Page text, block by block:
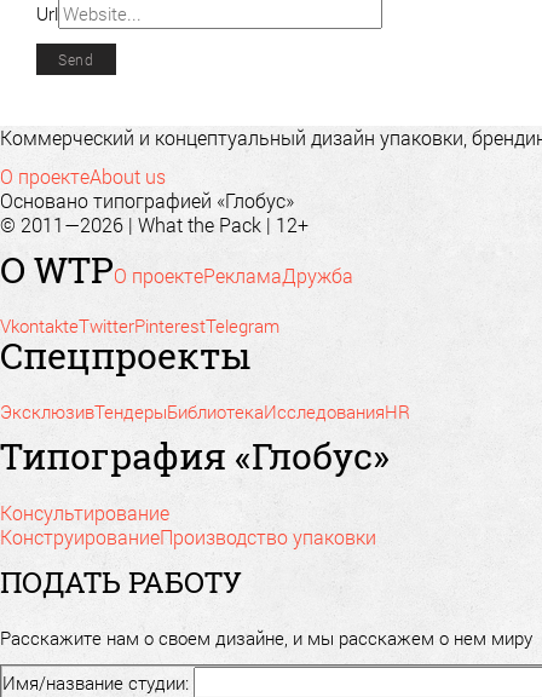
Url
Коммерческий и концептуальный дизайн упаковки,
О проектеAbout us
Основано типографией «Глобус»
© 2011—2026 | What the Pack | 12+
О WTPО проектеРекламаДружба
VkontakteTwitterPinterestTelegram
Спецпроекты
ЭксклюзивТендерыБиблиотекаИсследованияHR
Типография «Глобус»
Консультирование
КонструированиеПроизводство упаковки
ПОДАТЬ РАБОТУ
Расскажите нам о своем дизайне, и мы расскажем о нем миру
Имя/название студии: